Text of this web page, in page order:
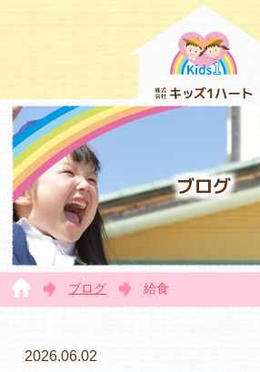
ブログ
ブログ 給食
2026.06.02